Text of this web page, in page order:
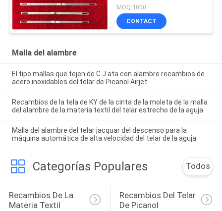
ALAMBRE DE LA MALLA
DE LA SERIE DEL TELAR
DE TELAR JACQUAR
CHINA
MOQ:1000
CONTACT
Malla del alambre
El tipo mallas que tejen de C J ata con alambre recambios de
acero inoxidables del telar de Picanol Airjet
Recambios de la tela de KY de la cinta de la moleta de la malla
del alambre de la materia textil del telar estrecho de la aguja
Malla del alambre del telar jacquar del descenso para la
máquina automática de alta velocidad del telar de la aguja
Categorías Populares Todos
Recambios De La
Materia Textil
Recambios Del Telar
De Picanol